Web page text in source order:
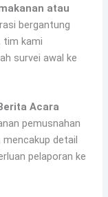
atau
bergantung
tim kami
survei awal ke
Acara
pemusnahan
detail
pelaporan ke